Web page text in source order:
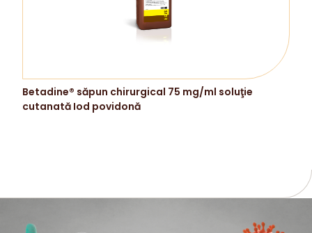
Betadine® săpun chirurgical 75 mg/ml soluţie
cutanată Iod povidonă